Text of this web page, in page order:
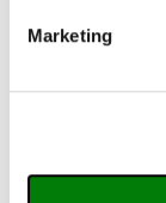
Marketing